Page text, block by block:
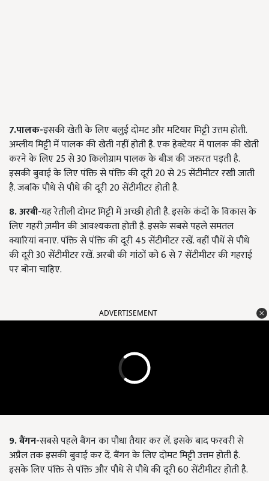
7.पालक-इसकी खेती के लिए बलुई दोमट और मटियार मिट्टी उत्तम होती.
अम्लीय मिट्टी में पालक की खेती नहीं होती है. एक हेक्टेयर में पालक की खेती
करने के लिए 25 से 30 किलोग्राम पालक के बीज की जरुरत पड़ती है.
इसकी बुवाई के लिए पंक्ति से पंक्ति की दूरी 20 से 25 सेंटीमीटर रखी जाती
है. जबकि पौधे से पौधे की दूरी 20 सेंटीमीटर होती है.
8. अरबी-यह रेतीली दोमट मिट्टी में अच्छी होती है. इसके कंदों के विकास के
लिए गहरी ज़मीन की आवश्यकता होती है. इसके सबसे पहले समतल
क्यारियां बनाए. पंक्ति से पंक्ति की दूरी 45 सेंटीमीटर रखें. वहीं पौधें से पौधे
की दूरी 30 सेंटीमीटर रखें. अरबी की गांठों को 6 से 7 सेंटीमीटर की गहराई
पर बोना चाहिए.
ADVERTISEMENT
9. बैंगन-सबसे पहले बैंगन का पौधा तैयार कर लें. इसके बाद फरवरी से
अप्रैल तक इसकी बुवाई कर दें. बैंगन के लिए दोमट मिट्टी उत्तम होती है.
इसके लिए पंक्ति से पंक्ति और पौधे से पौधे की दूरी 60 सेंटीमीटर होती है.